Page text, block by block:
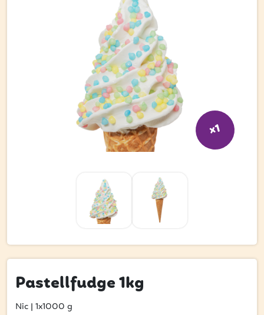
Jobba hos oss
Kontakta oss
Vill du få erbjudanden och vara den första att
Ange din e-postadress nedan för att ta del av våra nyheter
x1
Pastellfudge 1kg
Nic | 1x1000 g